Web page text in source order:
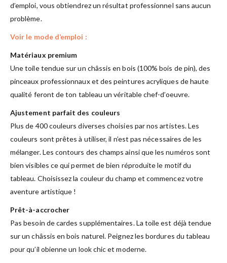
d’emploi, vous obtiendrez un résultat professionnel sans aucun
problème.
Voir le mode d’emploi :
Matériaux premium
Une toile tendue sur un châssis en bois (100% bois de pin), des
pinceaux professionnaux et des peintures acryliques de haute
qualité feront de ton tableau un véritable chef-d’oeuvre.
Ajustement parfait des couleurs
Plus de 400 couleurs diverses choisies par nos artistes. Les
couleurs sont prêtes à utiliser, il n’est pas nécessaires de les
mélanger. Les contours des champs ainsi que les numéros sont
bien visibles ce qui permet de bien réproduite le motif du
tableau. Choisissez la couleur du champ et commencez votre
aventure artistique !
Prêt-à-accrocher
Pas besoin de cardes supplémentaires. La toile est déjà tendue
sur un châssis en bois naturel. Peignez les bordures du tableau
pour qu’il obienne un look chic et moderne.